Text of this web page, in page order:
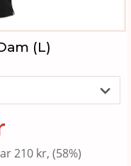
(L)
210 kr, (58%)